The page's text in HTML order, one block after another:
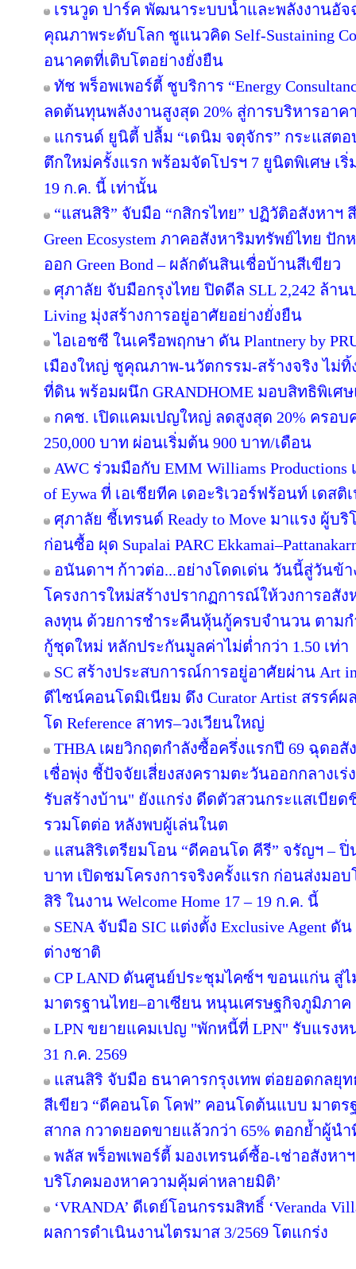
เรนวูด ปาร์ค พัฒนาระบบน้ำและพลังงานอั
คุณภาพระดับโลก ชูแนวคิด Self-Sustaining
อนาคตที่เติบโตอย่างยั่งยืน
ทัช พร็อพเพอร์ตี้ ชูบริการ “Energy
ลดต้นทุนพลังงานสูงสุด 20% สู่การบริหารอาค
แกรนด์ ยูนิตี้ ปลื้ม “เดนิม จตุจักร” กระแสตอ
ตึกใหม่ครั้งแรก พร้อมจัดโปรฯ 7 ยูนิตพิเศษ เริ่
19 ก.ค. นี้ เท่านั้น
“แสนสิริ” จับมือ “กสิกรไทย” ปฏิวัติอสังหาฯ
Green Ecosystem ภาคอสังหาริมทรัพย์ไทย ปัก
ออก Green Bond – ผลักดันสินเชื่อบ้านสีเขียว
ศุภาลัย จับมือกรุงไทย ปิดดีล SLL 2,242 ล้าน
Living มุ่งสร้างการอยู่อาศัยอย่างยั่งยืน
ไอเอชซี ในเครือพฤกษา ดัน Plantnery by
เมืองใหญ่ ชูคุณภาพ-นวัตกรรม-สร้างจริง ไม่ทิ้
ที่ดิน พร้อมผนึก GRANDHOME มอบสิทธิพิเศ
กคช. เปิดแคมเปญใหญ่ ลดสูงสุด 20% ครอบ
250,000 บาท ผ่อนเริ่มต้น 900 บาท/เดือน
AWC ร่วมมือกับ EMM Williams Productions
of Eywa ที่ เอเชียทีค เดอะริเวอร์ฟร้อนท์ เดสติ
ศุภาลัย ชี้เทรนด์ Ready to Move มาแรง ผู้
ก่อนซื้อ ผุด Supalai PARC
อนันดาฯ ก้าวต่อ...อย่างโดดเด่น วันนี้สู่วันข้
โครงการใหม่สร้างปรากฏการณ์ให้วงการอสั
ลงทุน ด้วยการชำระคืนหุ้นกู้ครบจำนวน ตาม
กู้ชุดใหม่ หลักประกันมูลค่าไม่ต่ำกว่า 1.50 เท่า
SC สร้างประสบการณ์การอยู่อาศัยผ่าน Art
ดีไซน์คอนโดมิเนียม ดึง Curator Artist สรรค์
โด Reference สาทร–วงเวียนใหญ่
THBA เผยวิกฤตกำลังซื้อครึ่งแรกปี 69 ฉุดอ
เชื่อพุ่ง ชี้ปัจจัยเสี่ยงสงครามตะวันออกกลางเ
รับสร้างบ้าน" ยังแกร่ง ดีดตัวสวนกระแสเบีย
รวมโตต่อ หลังพบผู้เล่นในต
แสนสิริเตรียมโอน “ดีคอนโด คีรี” จรัญฯ – ปิ่
บาท เปิดชมโครงการจริงครั้งแรก ก่อนส่งม
สิริ ในงาน Welcome Home 17 – 19 ก.ค. นี้
SENA จับมือ SIC แต่งตั้ง Exclusive Agent ดั
ต่างชาติ
CP LAND ดันศูนย์ประชุมไคซ์ฯ ขอนแก่น สู่
มาตรฐานไทย–อาเซียน หนุนเศรษฐกิจภูมิภาค
LPN ขยายแคมเปญ "พักหนี้ที่ LPN" รับแรง
31 ก.ค. 2569
แสนสิริ จับมือ ธนาคารกรุงเทพ ต่อยอดกลยุ
สีเขียว “ดีคอนโด โคฟ” คอนโดต้นแบบ มาต
สากล กวาดยอดขายแล้วกว่า 65% ตอกย้ำผู้น
พลัส พร็อพเพอร์ตี้ มองเทรนด์ซื้อ-เช่าอสังหา
บริโภคมองหาความคุ้มค่าหลายมิติ’
‘VRANDA’ ดีเดย์โอนกรรมสิทธิ์ ‘Veranda
ผลการดำเนินงานไตรมาส 3/2569 โตแกร่ง